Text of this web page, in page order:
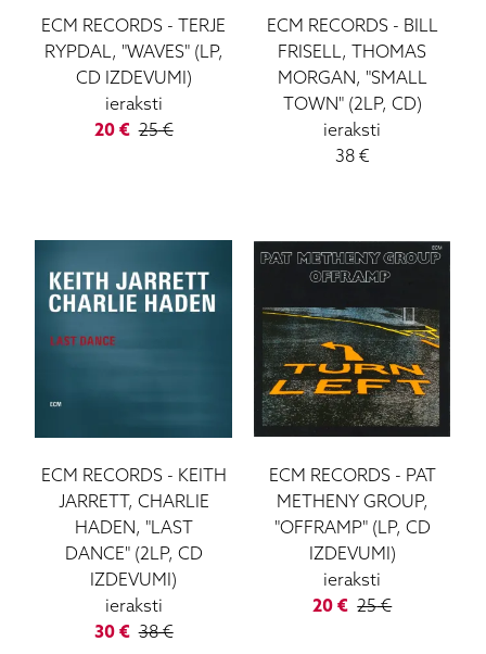
ECM RECORDS -TERJE
RYPDAL, "WAVES" (LP,
CD IZDEVUMI)
ieraksti
20€ 25€
ECM RECORDS - BILL
FRISELL, THOMAS
MORGAN, "SMALL
TOWN" (2LP, CD)
ieraksti
38€
ECM RECORDS - KEITH
JARRETT, CHARLIE
HADEN, "LAST
DANCE" (2LP, CD
IZDEVUMI)
ieraksti
30€ 38€
ECM RECORDS - PAT
METHENY GROUP,
"OFFRAMP" (LP, CD
IZDEVUMI)
ieraksti
20 € 25€
Sony
Vinila Plates (LP)
Ruark Audio
Ortofon DJ
ATC